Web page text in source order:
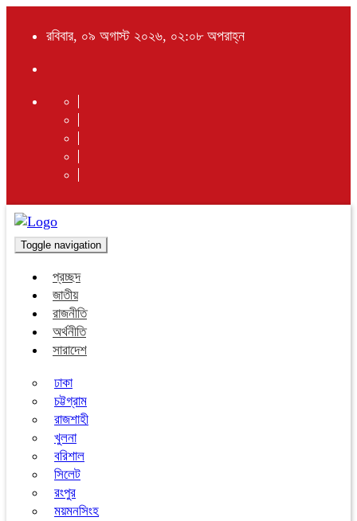
রবিবার, ০৯ অগাস্ট ২০২৬, ০২:০৮ অপরাহ্ন
Toggle navigation
প্রচ্ছদ
জাতীয়
রাজনীতি
অর্থনীতি
সারাদেশ
ঢাকা
চট্টগ্রাম
রাজশাহী
খুলনা
বরিশাল
সিলেট
রংপুর
ময়মনসিংহ